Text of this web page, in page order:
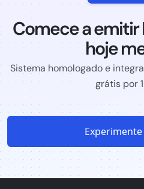
Comece a emitir
hoje
Sistema homologado e
grátis por